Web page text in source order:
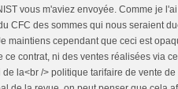
vous m'aviez envoyée. Comme je
CFC des sommes qui nous seraient
maintiens cependant que ceci est
ce contrat, ni des ventes réalisées via
la<br /> politique tarifaire de vente